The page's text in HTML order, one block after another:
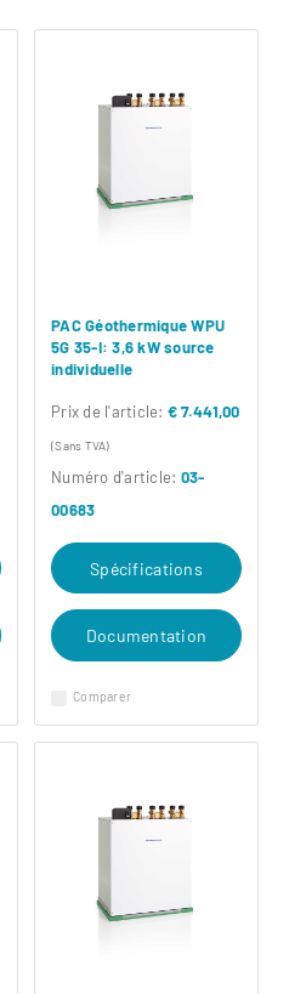
Comparer
PAC Géothermique WPU
5G 35-I: 3,6 kW source
individuelle
Prix ​​de l'article: € 7.441,00
(Sans TVA)
Numéro d'article: 03-
00683
Spécifications
Documentation